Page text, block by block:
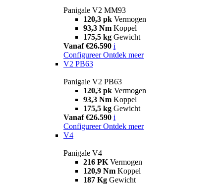
Panigale V2 MM93
120,3 pk Vermogen
93,3 Nm Koppel
175,5 kg Gewicht
Vanaf €26.590 i
Configureer Ontdek meer
V2 PB63
Panigale V2 PB63
120,3 pk Vermogen
93,3 Nm Koppel
175,5 kg Gewicht
Vanaf €26.590 i
Configureer Ontdek meer
V4
Panigale V4
216 PK Vermogen
120,9 Nm Koppel
187 Kg Gewicht